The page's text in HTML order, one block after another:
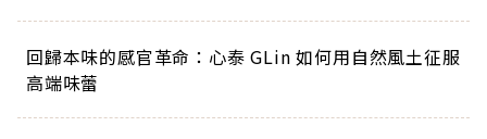
回歸本味的感官革命：心泰 GLin 如何用自然風土征服
高端味蕾